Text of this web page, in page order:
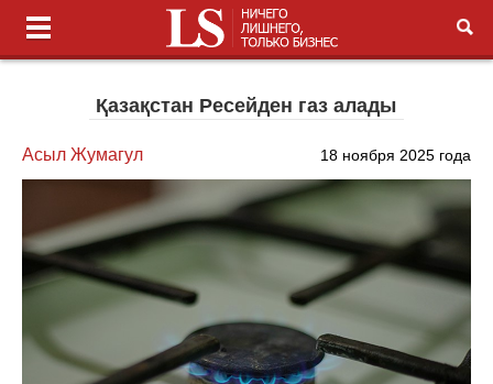
Қазақстан Ресейден газ алады
Асыл Жумагул 18 ноября 2025 года